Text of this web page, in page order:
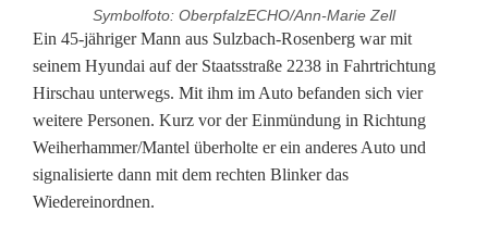
Symbolfoto: OberpfalzECHO/Ann-Marie Zell
S
c
h
w
e
Ein 45-jähriger Mann aus Sulzbach-Rosenberg war mit
seinem Hyundai auf der Staatsstraße 2238 in Fahrtrichtung
Hirschau unterwegs. Mit ihm im Auto befanden sich vier
weitere Personen. Kurz vor der Einmündung in Richtung
Weiherhammer/Mantel überholte er ein anderes Auto und
signalisierte dann mit dem rechten Blinker das
Wiedereinordnen.